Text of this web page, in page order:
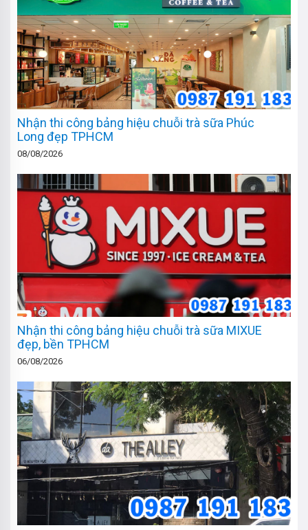
Nhận thi công bảng hiệu chuỗi trà sữa Phúc
Long đẹp TPHCM
08/08/2026
Nhận thi công bảng hiệu chuỗi trà sữa MIXUE
đẹp, bền TPHCM
06/08/2026